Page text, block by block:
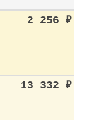
2 256 ₽
13 332 ₽